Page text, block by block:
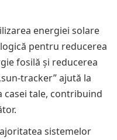
energiei solare
pentru reducerea
fosilă și reducerea
tracker” ajută la
casei tale, contribuind
sistemelor